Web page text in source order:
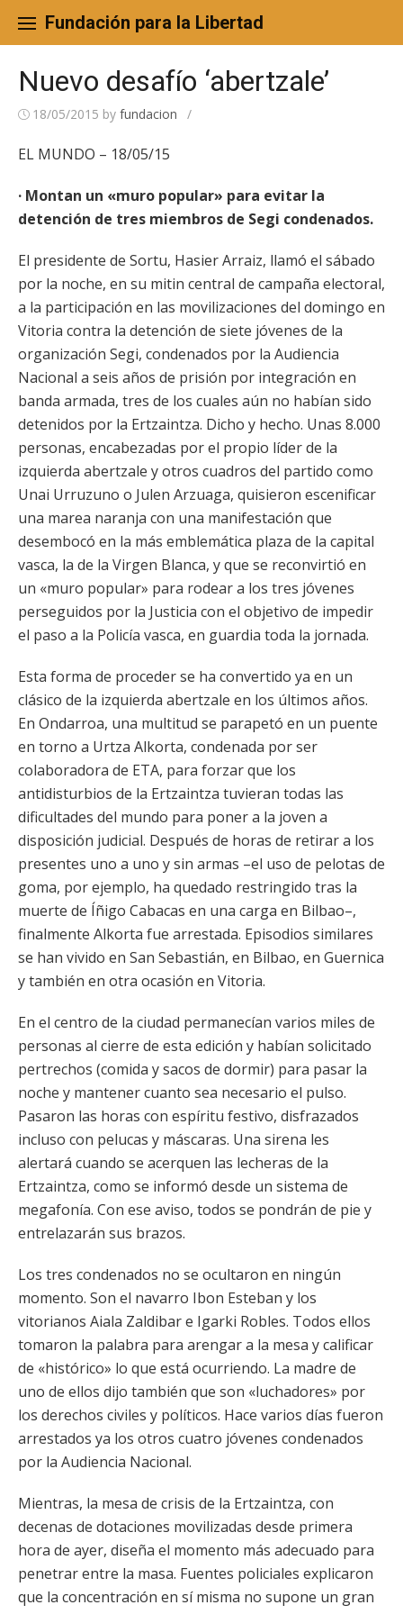
content
Fundación para la Libertad
Nuevo desafío ‘abertzale’
18/05/2015 by fundacion /
EL MUNDO – 18/05/15
· Montan un «muro popular» para evitar la
detención de tres miembros de Segi condenados.
El presidente de Sortu, Hasier Arraiz, llamó el sábado
por la noche, en su mitin central de campaña electoral,
a la participación en las movilizaciones del domingo en
Vitoria contra la detención de siete jóvenes de la
organización Segi, condenados por la Audiencia
Nacional a seis años de prisión por integración en
banda armada, tres de los cuales aún no habían sido
detenidos por la Ertzaintza. Dicho y hecho. Unas 8.000
personas, encabezadas por el propio líder de la
izquierda abertzale y otros cuadros del partido como
Unai Urruzuno o Julen Arzuaga, quisieron escenificar
una marea naranja con una manifestación que
desembocó en la más emblemática plaza de la capital
vasca, la de la Virgen Blanca, y que se reconvirtió en
un «muro popular» para rodear a los tres jóvenes
perseguidos por la Justicia con el objetivo de impedir
el paso a la Policía vasca, en guardia toda la jornada.
Esta forma de proceder se ha convertido ya en un
clásico de la izquierda abertzale en los últimos años.
En Ondarroa, una multitud se parapetó en un puente
en torno a Urtza Alkorta, condenada por ser
colaboradora de ETA, para forzar que los
antidisturbios de la Ertzaintza tuvieran todas las
dificultades del mundo para poner a la joven a
disposición judicial. Después de horas de retirar a los
presentes uno a uno y sin armas –el uso de pelotas de
goma, por ejemplo, ha quedado restringido tras la
muerte de Íñigo Cabacas en una carga en Bilbao–,
finalmente Alkorta fue arrestada. Episodios similares
se han vivido en San Sebastián, en Bilbao, en Guernica
y también en otra ocasión en Vitoria.
En el centro de la ciudad permanecían varios miles de
personas al cierre de esta edición y habían solicitado
pertrechos (comida y sacos de dormir) para pasar la
noche y mantener cuanto sea necesario el pulso.
Pasaron las horas con espíritu festivo, disfrazados
incluso con pelucas y máscaras. Una sirena les
alertará cuando se acerquen las lecheras de la
Ertzaintza, como se informó desde un sistema de
megafonía. Con ese aviso, todos se pondrán de pie y
entrelazarán sus brazos.
Los tres condenados no se ocultaron en ningún
momento. Son el navarro Ibon Esteban y los
vitorianos Aiala Zaldibar e Igarki Robles. Todos ellos
tomaron la palabra para arengar a la mesa y calificar
de «histórico» lo que está ocurriendo. La madre de
uno de ellos dijo también que son «luchadores» por
los derechos civiles y políticos. Hace varios días fueron
arrestados ya los otros cuatro jóvenes condenados
por la Audiencia Nacional.
Mientras, la mesa de crisis de la Ertzaintza, con
decenas de dotaciones movilizadas desde primera
hora de ayer, diseña el momento más adecuado para
penetrar entre la masa. Fuentes policiales explicaron
que la concentración en sí misma no supone un gran